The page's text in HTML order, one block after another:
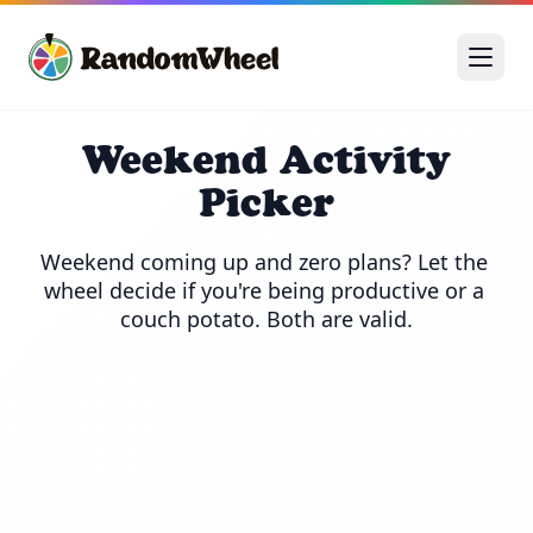
Weekend Activity
Picker
Weekend coming up and zero plans? Let the
wheel decide if you're being productive or a
couch potato. Both are valid.